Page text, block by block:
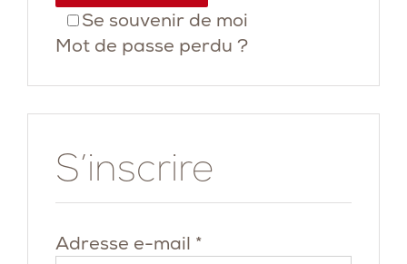
Se souvenir de moi
Mot de passe perdu ?
S’inscrire
Adresse e-mail *